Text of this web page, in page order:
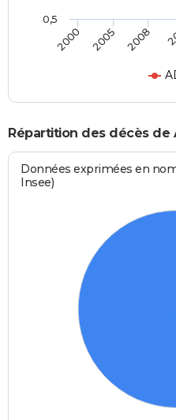
2000 2005 2008
0,5
Répartition des décès de
Données exprimées en
Insee)